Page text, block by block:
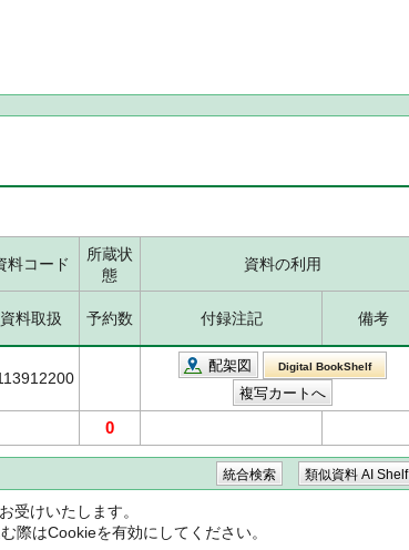
料コード
所蔵状
態
資料の利用
資料取扱 予約数 付録注記 備考
配架図 Digital BookShelf
0
受けいたします。
際はCookieを有効にしてください。